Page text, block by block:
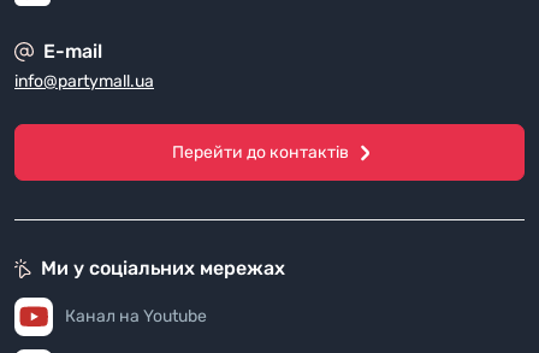
E-mail
info@partymall.ua
Перейти до контактів
Ми у соціальних мережах
Канал на Youtube